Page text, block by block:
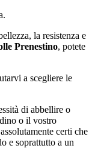
la resistenza e
Prenestino, potete
a scegliere le
di abbellire o
o il vostro
certi che
e soprattutto a un